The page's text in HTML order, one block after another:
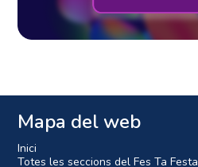
Mapa del web
Inici
Totes les seccions del Fes Ta Festa